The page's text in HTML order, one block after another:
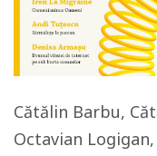
Cătălin Barbu,
Octavian